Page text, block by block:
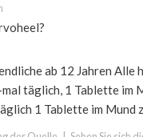
ab 12 Jahren Alle
täglich, 1 Tablette im
1 Tablette im Mund